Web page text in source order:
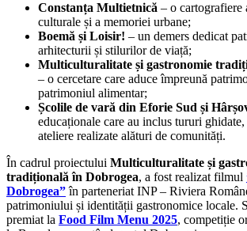
Constanța Multietnică – o cartografiere
culturale și a memoriei urbane;
Boemă și Loisir! – un demers dedicat
arhitecturii și stilurilor de viață;
Multiculturalitate și gastronomie
– o cercetare care aduce împreună
patrimoniul alimentar;
Școlile de vară din Eforie Sud și
educaționale care au inclus tururi
ateliere realizate alături de comunități.
În cadrul proiectului Multiculturalitate și
tradițională în Dobrogea, a fost realizat filmul
Dobrogea”în parteneriat INP – Riviera
patrimoniului și identității gastronomice locale.
premiat la Food Film Menu 2025, competiție